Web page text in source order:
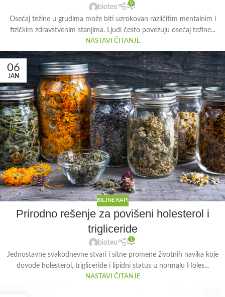
bioteo
0
Osećaj težine u grudima može biti uzrokovan različitim mentalnim i
fizičkim zdravstvenim stanjima. Ljudi često povezuju osećaj težine...
NASTAVI ČITANJE
06
JAN
BILJNE KAPI
Prirodno rešenje za povišeni holesterol i
trigliceride
bioteo
1
Jednostavne svakodnevne stvari i sitne promene životnih navika koje
dovode holesterol, trigliceride i lipidni status u normalu Holes...
NASTAVI ČITANJE